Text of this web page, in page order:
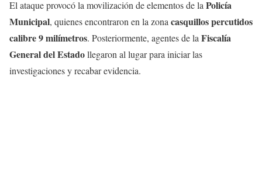
El ataque provocó la movilización de elementos de la Policía
Municipal, quienes encontraron en la zona casquillos percutidos
calibre 9 milímetros. Posteriormente, agentes de la Fiscalía
General del Estadollegaron al lugar para iniciar las
investigaciones y recabar evidencia.